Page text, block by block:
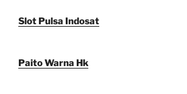
Slot Pulsa Indosat
Paito Warna Hk